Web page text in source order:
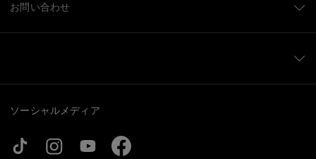
お問い合わせ
ソーシャルメディア